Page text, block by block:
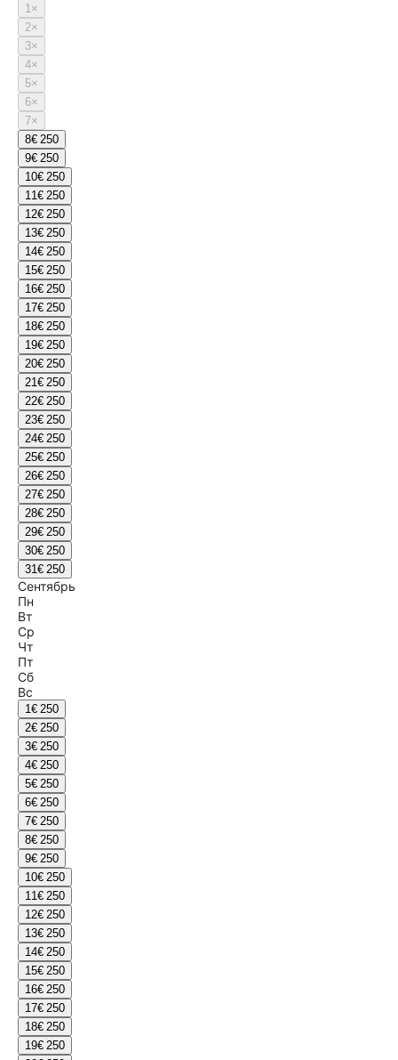
1×
2×
3×
4×
5×
6×
7×
8€ 250
9€ 250
10€ 250
11€ 250
12€ 250
13€ 250
14€ 250
15€ 250
16€ 250
17€ 250
18€ 250
19€ 250
20€ 250
21€ 250
22€ 250
23€ 250
24€ 250
25€ 250
26€ 250
27€ 250
28€ 250
29€ 250
30€ 250
31€ 250
Сентябрь
Пн
Вт
Ср
Чт
Пт
Сб
Вс
1€ 250
2€ 250
3€ 250
4€ 250
5€ 250
6€ 250
7€ 250
8€ 250
9€ 250
10€ 250
11€ 250
12€ 250
13€ 250
14€ 250
15€ 250
16€ 250
17€ 250
18€ 250
19€ 250